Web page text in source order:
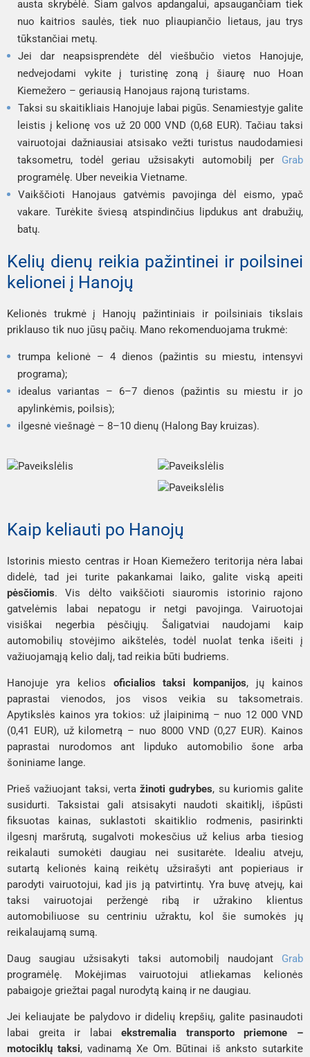
austa skrybėlė. Šiam galvos apdangalui, apsaugančiam tiek
nuo kaitrios saulės, tiek nuo pliaupiančio lietaus, jau trys
tūkstančiai metų.
Jei dar neapsisprendėte dėl viešbučio vietos Hanojuje,
nedvejodami vykite į turistinę zoną į šiaurę nuo Hoan
Kiemežero – geriausią Hanojaus rajoną turistams.
Taksi su skaitikliais Hanojuje labai pigūs. Senamiestyje galite
leistis į kelionę vos už 20 000 VND (0,68 EUR). Tačiau taksi
vairuotojai dažniausiai atsisako vežti turistus naudodamiesi
taksometru, todėl geriau užsisakyti automobilį per Grab
programėlę. Uber neveikia Vietname.
Vaikščioti Hanojaus gatvėmis pavojinga dėl eismo, ypač
vakare. Turėkite šviesą atspindinčius lipdukus ant drabužių,
batų.
Kelių dienų reikia pažintinei ir poilsinei
kelionei į Hanojų
Kelionės trukmė į Hanojų pažintiniais ir poilsiniais tikslais
priklauso tik nuo jūsų pačių. Mano rekomenduojama trukmė:
trumpa kelionė – 4 dienos (pažintis su miestu, intensyvi
programa);
idealus variantas – 6–7 dienos (pažintis su miestu ir jo
apylinkėmis, poilsis);
ilgesnė viešnagė – 8–10 dienų (Halong Bay kruizas).
Kaip keliauti po Hanojų
Istorinis miesto centras ir Hoan Kiemežero teritorija nėra labai
didelė, tad jei turite pakankamai laiko, galite viską apeiti
pėsčiomis. Vis dėlto vaikščioti siauromis istorinio rajono
gatvelėmis labai nepatogu ir netgi pavojinga. Vairuotojai
visiškai negerbia pėsčiųjų. Šaligatviai naudojami kaip
automobilių stovėjimo aikštelės, todėl nuolat tenka išeiti į
važiuojamąją kelio dalį, tad reikia būti budriems.
Hanojuje yra kelios oficialios taksi kompanijos, jų kainos
paprastai vienodos, jos visos veikia su taksometrais.
Apytikslės kainos yra tokios: už įlaipinimą – nuo 12 000 VND
(0,41 EUR), už kilometrą – nuo 8000 VND (0,27 EUR). Kainos
paprastai nurodomos ant lipduko automobilio šone arba
šoniniame lange.
Prieš važiuojant taksi, verta žinoti gudrybes, su kuriomis galite
susidurti. Taksistai gali atsisakyti naudoti skaitiklį, išpūsti
fiksuotas kainas, suklastoti skaitiklio rodmenis, pasirinkti
ilgesnį maršrutą, sugalvoti mokesčius už kelius arba tiesiog
reikalauti sumokėti daugiau nei susitarėte. Idealiu atveju,
sutartą kelionės kainą reikėtų užsirašyti ant popieriaus ir
parodyti vairuotojui, kad jis ją patvirtintų. Yra buvę atvejų, kai
taksi vairuotojai peržengė ribą ir užrakino klientus
automobiliuose su centriniu užraktu, kol šie sumokės jų
reikalaujamą sumą.
Daug saugiau užsisakyti taksi automobilį naudojant Grab
programėlę. Mokėjimas vairuotojui atliekamas kelionės
pabaigoje griežtai pagal nurodytą kainą ir ne daugiau.
Jei keliaujate be palydovo ir didelių krepšių, galite pasinaudoti
labai greita ir labaiekstremalia transporto priemone –
motociklų taksi, vadinamą Xe Om. Būtinai iš anksto sutarkite